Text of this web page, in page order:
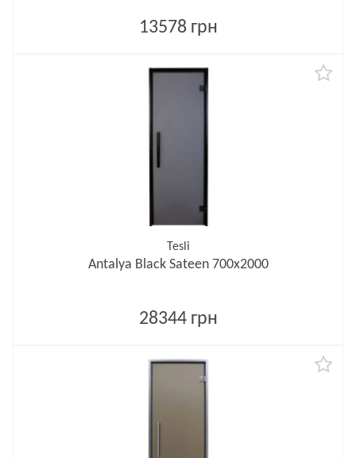
13578 грн
Tesli
Antalya Black Sateen 700х2000
28344 грн